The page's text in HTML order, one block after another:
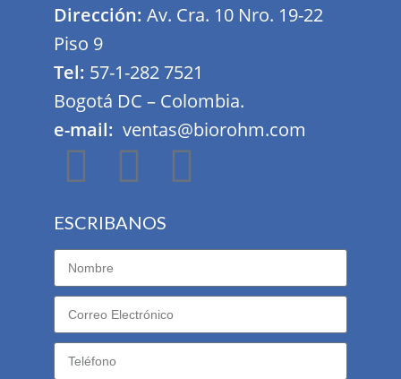
Dirección: Av. Cra. 10 Nro. 19-22
Piso 9
Tel: 57-1-282 7521
Bogotá DC – Colombia.
e-mail: ventas@biorohm.com
ESCRIBANOS